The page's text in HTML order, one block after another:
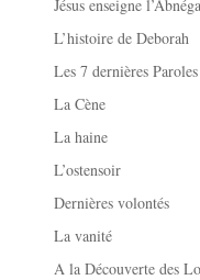
Jésus enseigne
L’histoire de Deborah
Les 7 dernières
La Cène
La haine
L’ostensoir
Dernières volontés
La vanité
A la Découverte des